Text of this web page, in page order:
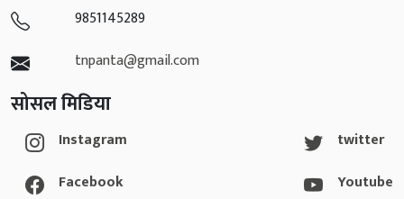
9851145289
tnpanta@gmail.com
सोसल मिडिया
Instagram
Facebook
twitter
Youtube